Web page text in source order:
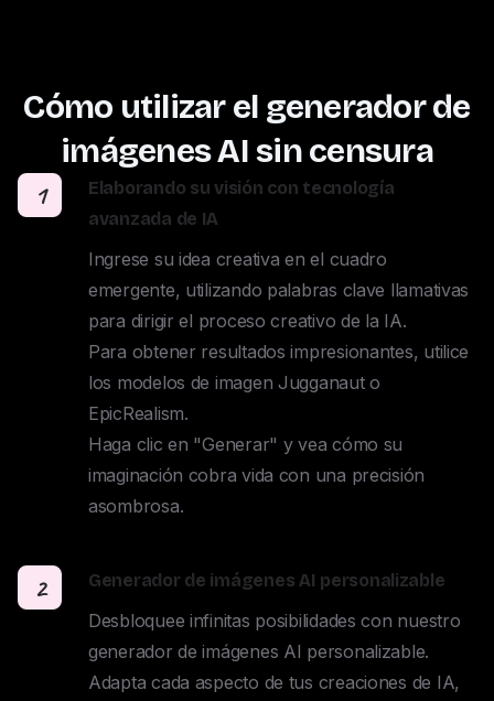
Cómo utilizar el generador de
imágenes AI sin censura
1
Elaborando su visión con tecnología
avanzada de IA
Ingrese su idea creativa en el cuadro
emergente, utilizando palabras clave llamativas
para dirigir el proceso creativo de la IA.
Para obtener resultados impresionantes, utilice
los modelos de imagen Jugganaut o
EpicRealism.
Haga clic en "Generar" y vea cómo su
imaginación cobra vida con una precisión
asombrosa.
2 Generador de imágenes AI personalizable
Desbloquee infinitas posibilidades con nuestro
generador de imágenes AI personalizable.
Adapta cada aspecto de tus creaciones de IA,